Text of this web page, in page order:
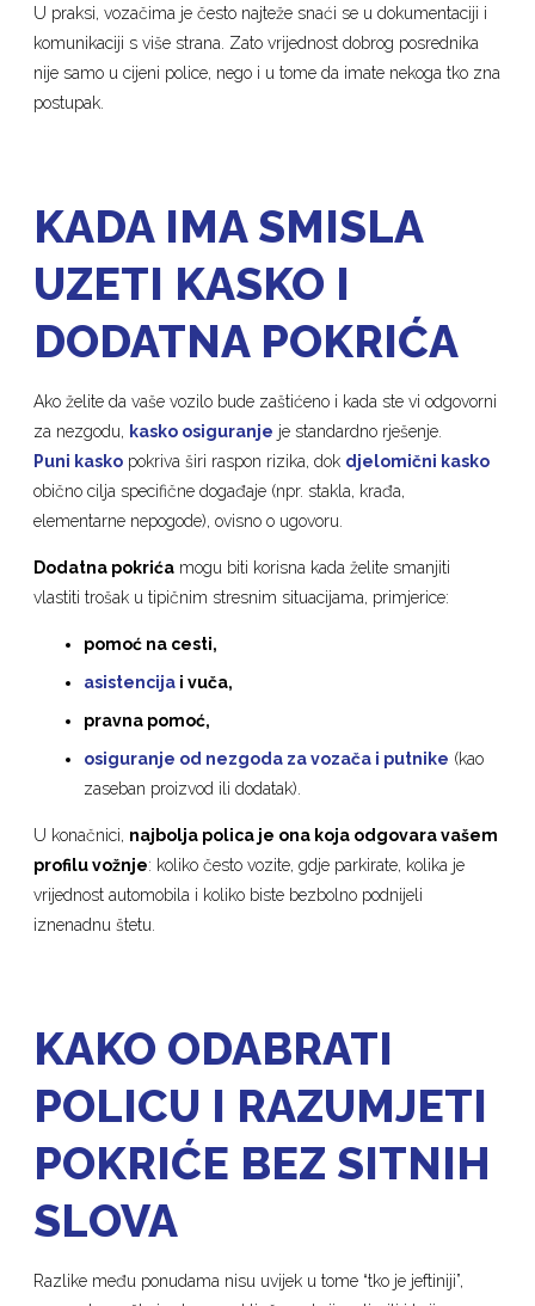
U praksi, vozačima je često najteže snaći se u dokumentaciji i
komunikaciji s više strana. Zato vrijednost dobrog posrednika
nije samo u cijeni police, nego i u tome da imate nekoga tko zna
postupak.
KADA IMA SMISLA
UZETI KASKO I
DODATNA POKRIĆA
Ako želite da vaše vozilo bude zaštićeno i kada ste vi odgovorni
za nezgodu, kasko osiguranje je standardno rješenje.
Puni kasko pokriva širi raspon rizika, dok djelomični kasko
obično cilja specifične događaje (npr. stakla, krađa,
elementarne nepogode), ovisno o ugovoru.
Dodatna pokrića mogu biti korisna kada želite smanjiti
vlastiti trošak u tipičnim stresnim situacijama, primjerice:
pomoć na cesti,
asistencija i vuča,
pravna pomoć,
osiguranje od nezgoda za vozača i putnike (kao
zaseban proizvod ili dodatak).
U konačnici, najbolja polica je ona koja odgovara vašem
profilu vožnje: koliko često vozite, gdje parkirate, kolika je
vrijednost automobila i koliko biste bezbolno podnijeli
iznenadnu štetu.
KAKO ODABRATI
POLICU I RAZUMJETI
POKRIĆE BEZ SITNIH
SLOVA
Razlike među ponudama nisu uvijek u tome “tko je jeftiniji”,